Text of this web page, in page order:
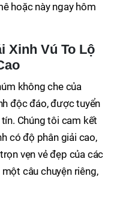
hoặc này ngay hôm
Xinh Vú To Lộ
không che của
độc đáo, được tuyển
Chúng tôi cam kết
có độ phân giải cao,
vẹn vẻ đẹp của các
câu chuyện riêng,